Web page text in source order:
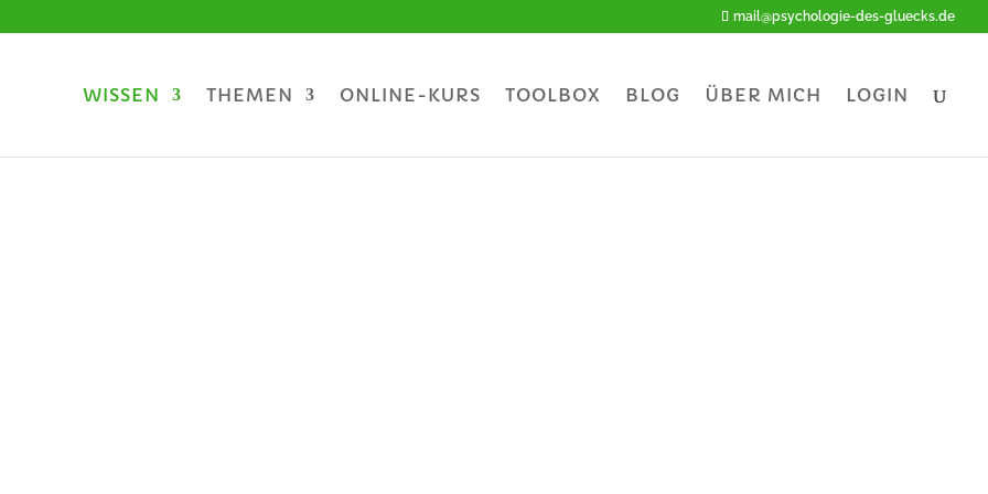
mail@psychologie-des-gluecks.de
WISSEN THEMEN ONLINE-KURS TOOLBOX BLOG ÜBER MICH LOGIN